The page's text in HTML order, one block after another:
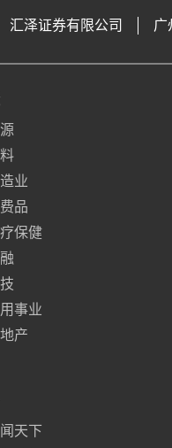
汇泽证券有限公司 广
业
品
保健
事业
产
天下